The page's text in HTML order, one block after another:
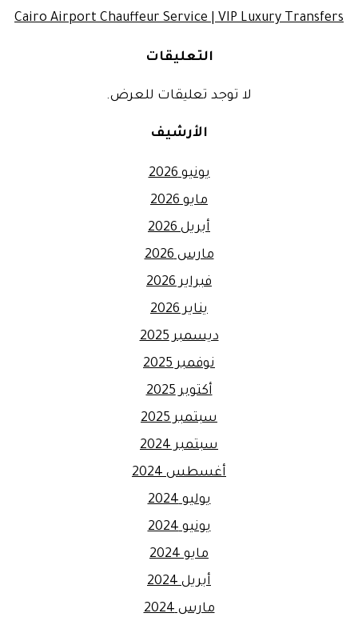
Cairo Airport Chauffeur Service | VIP Luxury Transfers
التعليقات
لا توجد تعليقات للعرض.
الأرشيف
يونيو 2026
مايو 2026
أبريل 2026
مارس 2026
فبراير 2026
يناير 2026
ديسمبر 2025
نوفمبر 2025
أكتوبر 2025
سبتمبر 2025
سبتمبر 2024
أغسطس 2024
يوليو 2024
يونيو 2024
مايو 2024
أبريل 2024
مارس 2024